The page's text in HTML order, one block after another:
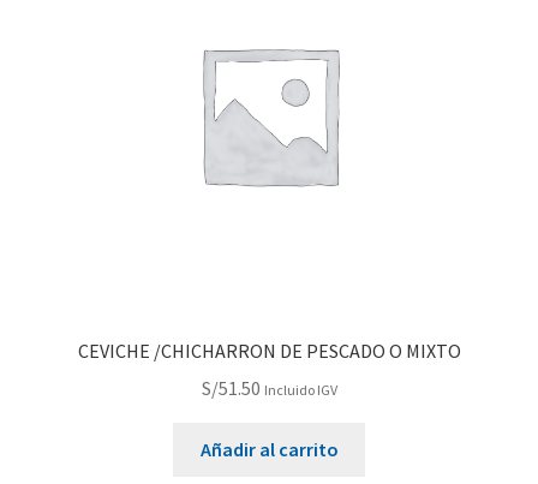
CEVICHE /CHICHARRON DE PESCADO O MIXTO
S/51.50 Incluido IGV
Añadir al carrito